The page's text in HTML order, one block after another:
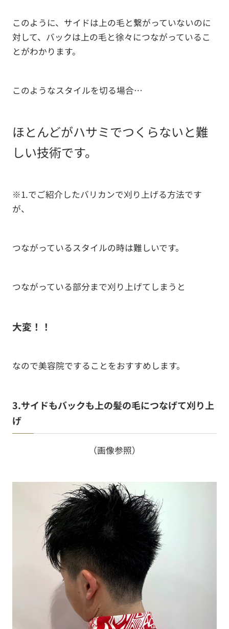
このように、サイドは上の毛と繋がっていないのに
対して、バックは上の毛と徐々につながっているこ
とがわかります。
このようなスタイルを切る場合…
ほとんどがハサミでつくらないと難
しい技術です。
※1.でご紹介したバリカンで刈り上げる方法です
が、
つながっているスタイルの時は難しいです。
つながっている部分まで刈り上げてしまうと
大変！！
なので美容院ですることをおすすめします。
3.サイドもバックも上の髪の毛につなげて刈り上
げ
（画像参照）